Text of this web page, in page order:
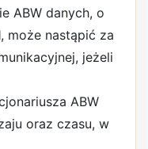
ABW danych, o
może nastąpić za
jeżeli
ABW
oraz czasu, w